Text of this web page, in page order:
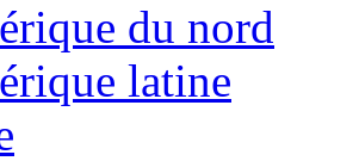
du nord
latine